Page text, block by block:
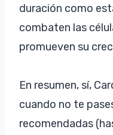
duración como
combaten las
promueven su
En resumen, sí,
cuando no te
recomendadas